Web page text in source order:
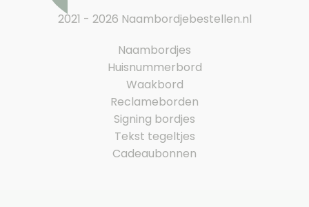
2021 - 2026 Naambordjebestellen.nl
Naambordjes
Huisnummerbord
Waakbord
Reclameborden
Signing bordjes
Tekst tegeltjes
Cadeaubonnen